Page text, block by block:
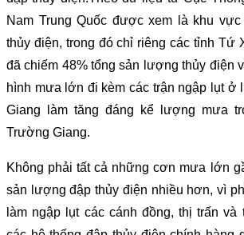
Nam Trung Quốc được xem là khu
thủy điện, trong đó chỉ riêng các tỉnh Tứ
đã chiếm 48% tổng sản lượng thủy điện
hình mưa lớn đi kèm các trận ngập lụt ở
Giang làm tăng đáng kể lượng mưa
Trường Giang.
Không phải tất cả những cơn mưa lớn
sản lượng đập thủy điện nhiều hơn, vì
làm ngập lụt các cánh đồng, thị trấn và